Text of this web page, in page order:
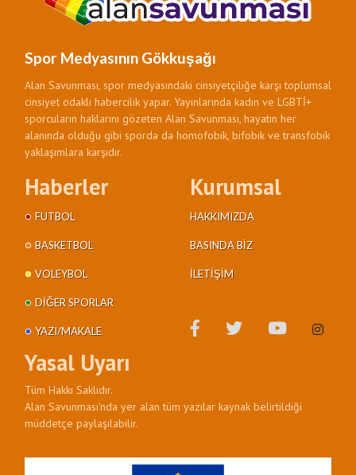
Spor Medyasının Gökkuşağı
Alan Savunması, spor medyasındaki cinsiyetçiliğe karşı toplumsal
cinsiyet odaklı habercilik yapar. Yayınlarında kadın ve LGBTİ+
sporcuların haklarını gözeten Alan Savunması, hayatın her
alanında olduğu gibi sporda da homofobik, bifobik ve transfobik
yaklaşımlara karşıdır.
Haberler
FUTBOL
BASKETBOL
VOLEYBOL
DIĞER SPORLAR
YAZI/MAKALE
Kurumsal
HAKKIMIZDA
BASINDA BIZ
İLETIŞIM
Yasal Uyarı
Tüm Hakkı Saklıdır.
Alan Savunması'nda yer alan tüm yazılar kaynak belirtildiği
müddetçe paylaşılabilir.